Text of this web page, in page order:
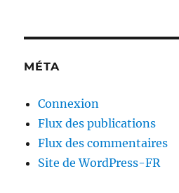
MÉTA
Connexion
Flux des publications
Flux des commentaires
Site de WordPress-FR